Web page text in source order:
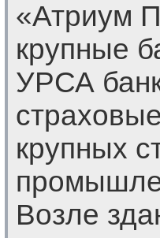
«Атриум
крупные
УРСА
крупных
Возле